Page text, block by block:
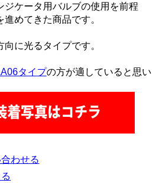
ジケータ用バルブの使用を前程
めてきた商品です。
に光るタイプです。
タイプの方が適していると思い
わせる